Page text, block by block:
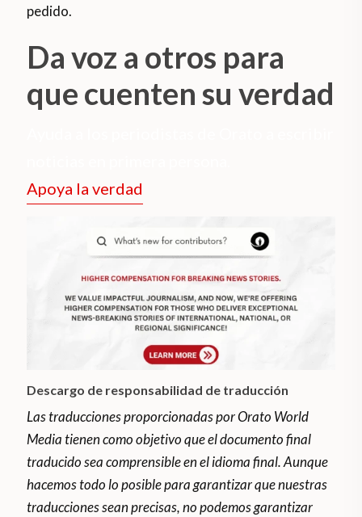
pedido.
Da voz a otros para
que cuenten su verdad
Apoya la verdad
Descargo de responsabilidad de traducción
Las traducciones proporcionadas por Orato World
Media tienen como objetivo que el documento final
traducido sea comprensible en el idioma final. Aunque
hacemos todo lo posible para garantizar que nuestras
traducciones sean precisas, no podemos garantizar